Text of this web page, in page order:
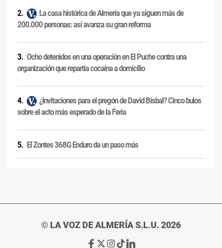
La casa histórica de Almería que ya siguen más de
200.000 personas: así avanza su gran reforma
Ocho detenidos en una operación en El Puche contra una
organización que repartía cocaína a domicilio
¿Invitaciones para el pregón de David Bisbal? Cinco bulos
sobre el acto más esperado de la Feria
El Zontes 368G Enduro da un paso más
© LA VOZ DE ALMERÍA S.L.U. 2026
Ir
Ir
Ir Ir Ir